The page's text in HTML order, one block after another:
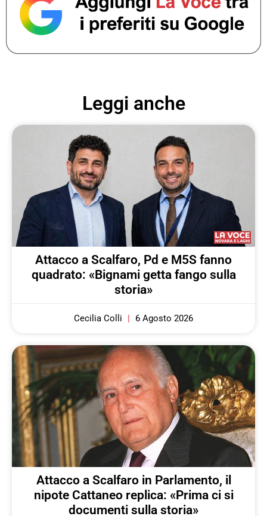
Leggi anche
Attacco a Scalfaro, Pd e M5S fanno
quadrato: «Bignami getta fango sulla
storia»
Cecilia Colli 6 Agosto 2026
Attacco a Scalfaro in Parlamento, il
nipote Cattaneo replica: «Prima ci si
documenti sulla storia»